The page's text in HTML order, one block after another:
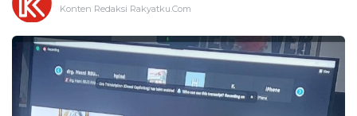
Konten Redaksi Rakyatku.Com